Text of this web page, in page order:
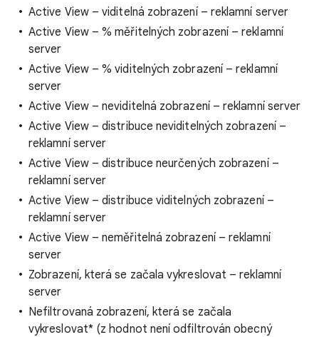
Active View – viditelná zobrazení – reklamní server
Active View – % měřitelných zobrazení – reklamní
server
Active View – % viditelných zobrazení – reklamní
server
Active View – neviditelná zobrazení – reklamní server
Active View – distribuce neviditelných zobrazení –
reklamní server
Active View – distribuce neurčených zobrazení –
reklamní server
Active View – distribuce viditelných zobrazení –
reklamní server
Active View – neměřitelná zobrazení – reklamní
server
Zobrazení, která se začala vykreslovat – reklamní
server
Nefiltrovaná zobrazení, která se začala
vykreslovat* (z hodnot není odfiltrován obecný